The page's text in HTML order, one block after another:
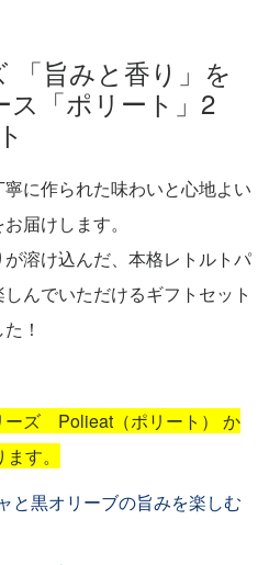
「旨みと香り」を
「ポリート」2
に作られた味わいと心地よい
届けします。
溶け込んだ、本格レトルトパ
んでいただけるギフトセット
！
ーズ Polieat（ポリート） か
す。
と黒オリーブの旨みを楽しむ